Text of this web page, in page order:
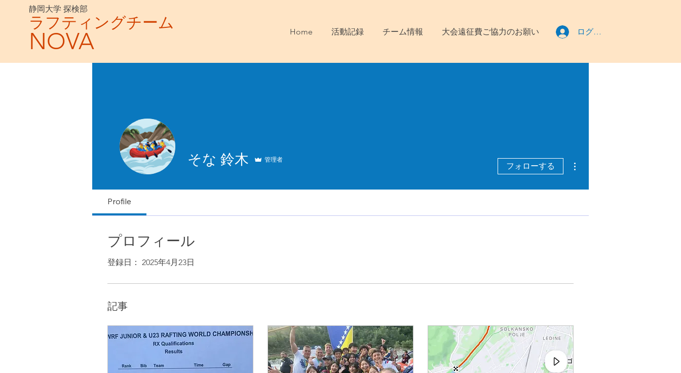
静岡大学 探検部
ラフティングチーム
NOVA Home 活動記録 チーム情報 大会遠征費ご協力のお願い ログイン
そな 鈴木 管理者
フォローする
Profile
プロフィール
登録日： 2025年4月23日
記事